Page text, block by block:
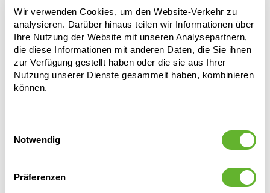
Wir verwenden Cookies, um den Website-Verkehr zu
analysieren. Darüber hinaus teilen wir Informationen über
Ihre Nutzung der Website mit unseren Analysepartnern,
die diese Informationen mit anderen Daten, die Sie ihnen
zur Verfügung gestellt haben oder die sie aus Ihrer
Nutzung unserer Dienste gesammelt haben, kombinieren
können.
Notwendig
Präferenzen
Küstenlandschaften macht.
Thrinax radiata
Stamm